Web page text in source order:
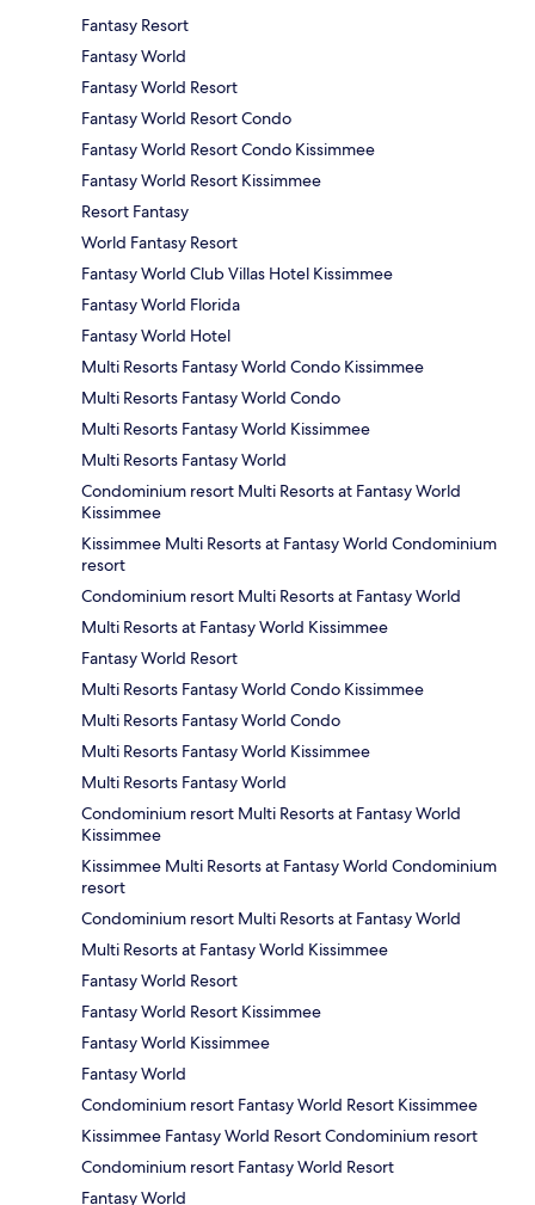
Fantasy Resort
Fantasy World
Fantasy World Resort
Fantasy World Resort Condo
Fantasy World Resort Condo Kissimmee
Fantasy World Resort Kissimmee
Resort Fantasy
World Fantasy Resort
Fantasy World Club Villas Hotel Kissimmee
Fantasy World Florida
Fantasy World Hotel
Multi Resorts Fantasy World Condo Kissimmee
Multi Resorts Fantasy World Condo
Multi Resorts Fantasy World Kissimmee
Multi Resorts Fantasy World
Condominium resort Multi Resorts at Fantasy World
Kissimmee
Kissimmee Multi Resorts at Fantasy World Condominium
resort
Condominium resort Multi Resorts at Fantasy World
Multi Resorts at Fantasy World Kissimmee
Fantasy World Resort
Multi Resorts Fantasy World Condo Kissimmee
Multi Resorts Fantasy World Condo
Multi Resorts Fantasy World Kissimmee
Multi Resorts Fantasy World
Condominium resort Multi Resorts at Fantasy World
Kissimmee
Kissimmee Multi Resorts at Fantasy World Condominium
resort
Condominium resort Multi Resorts at Fantasy World
Multi Resorts at Fantasy World Kissimmee
Fantasy World Resort
Fantasy World Resort Kissimmee
Fantasy World Kissimmee
Fantasy World
Condominium resort Fantasy World Resort Kissimmee
Kissimmee Fantasy World Resort Condominium resort
Condominium resort Fantasy World Resort
Fantasy World